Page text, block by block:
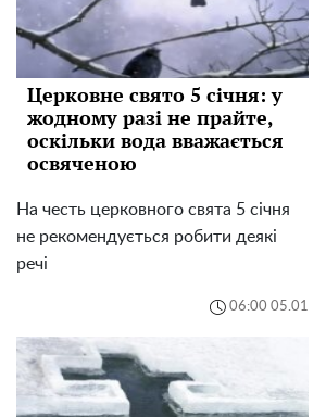
Церковне свято 5 січня: у
жодному разі не прайте,
оскільки вода вважається
освяченою
На честь церковного свята 5 січня
не рекомендується робити деякі
речі
06:00 05.01